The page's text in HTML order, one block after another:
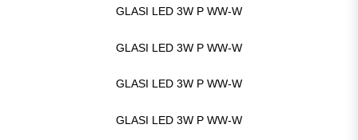
GLASI LED 3W P WW-W
GLASI LED 3W P WW-W
GLASI LED 3W P WW-W
GLASI LED 3W P WW-W